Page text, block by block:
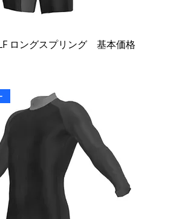
ロングスプリング 基本価格